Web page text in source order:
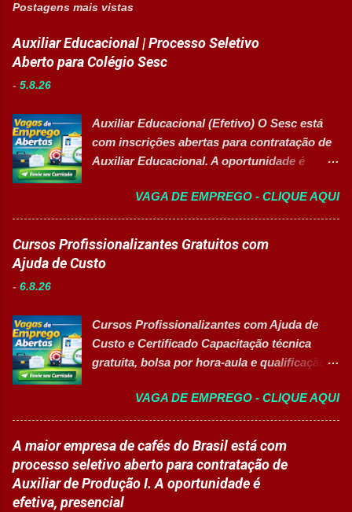
Postagens mais vistas
Auxiliar Educacional | Processo Seletivo
Aberto para Colégio Sesc
- 5.8.26
Auxiliar Educacional (Efetivo) O Sesc está
com inscrições abertas para contratação de
Auxiliar Educacional. A oportunidade é
nas áreas da educação que desejam atuar
em ambiente escolar, apoiando professores
e estudantes. 👉 CANDIDATAR-SE AGORA
Resumo da vaga Cargo: Auxiliar
agosto de 2026 Vaga inclusiva para Pessoas
com Deficiência (PcD). Principais atividades
Apoiar professores durante atividades
projetos educacionais. Dar suporte em
atividades recreativas e lúdicas.
Disponibilizar materiais utilizados nas
atividades. Monitorar estudantes durante
aulas e recreios. Contribuir para um
ambiente escolar organizado e seguro.
VAGA DE EMPREGO - CLIQUE AQUI
Cursos Profissionalizantes Gratuitos com
Ajuda de Custo
- 6.8.26
Cursos Profissionalizantes com Ajuda de
Custo e Certificado Capacitação técnica
gratuita, bolsa por hora-aula e qualificação
MINHA VAGA Sobre o Programa de
Qualificação Estão abertas as inscrições
para programas de formação
profissionalizante voltados para o
desenvolvimento de carreiras e capacitação
técnica em setores estratégicos do mercado.
VAGA DE EMPREGO - CLIQUE AQUI
A maior empresa de cafés do Brasil está com
processo seletivo aberto para contratação de
Auxiliar de Produção I. A oportunidade é
efetiva, presencial